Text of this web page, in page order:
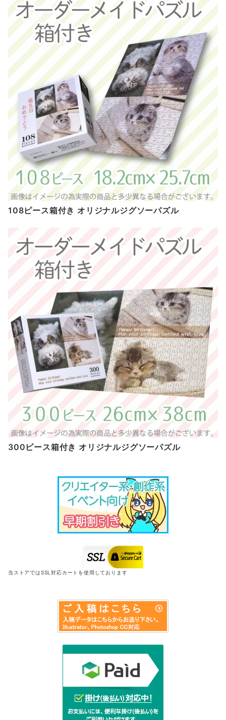
108ピース箱付き オリジナルジグソーパズル
300ピース箱付き オリジナルジグソーパズル
当ストアではSSL対応カートを使用しております